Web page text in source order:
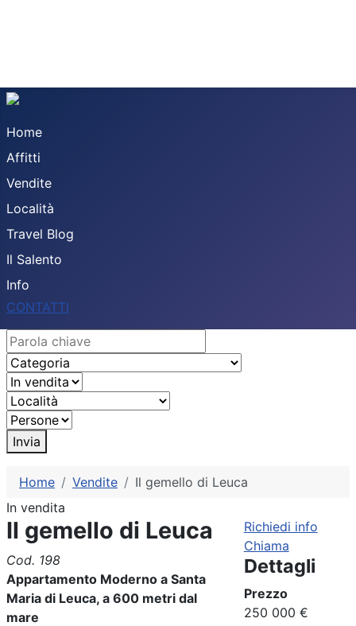
Home
Affitti
Vendite
Località
Travel Blog
Il Salento
Info
CONTATTI
Invia
Home Vendite
Il gemello di Leuca
In vendita
Il gemello di Leuca
Cod. 198
Appartamento Moderno a Santa
Maria di Leuca, a 600 metri dal
mare
Richiedi info
Chiama
Dettagli
Prezzo
250 000 €